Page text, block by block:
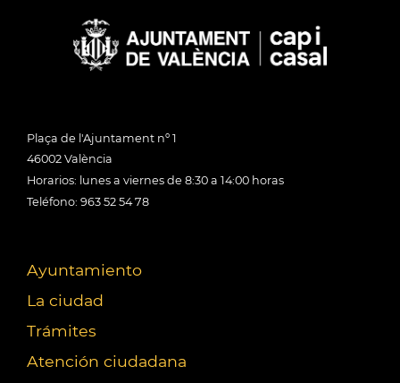
Plaça de l'Ajuntament nº 1
46002 València
Horarios: lunes a viernes de 8:30 a 14:00 horas
Teléfono: 963 52 54 78
Ayuntamiento
La ciudad
Trámites
Atención ciudadana